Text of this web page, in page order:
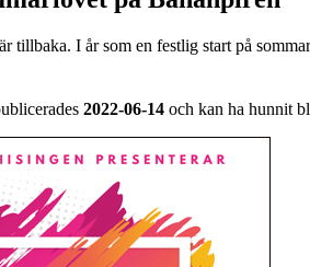
tillbaka. I år som en festlig start på
2022-06-14 och kan ha hunnit